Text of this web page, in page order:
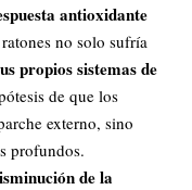
antioxidante
no solo sufría
propios sistemas de
de que los
externo, sino
profundos.
de la